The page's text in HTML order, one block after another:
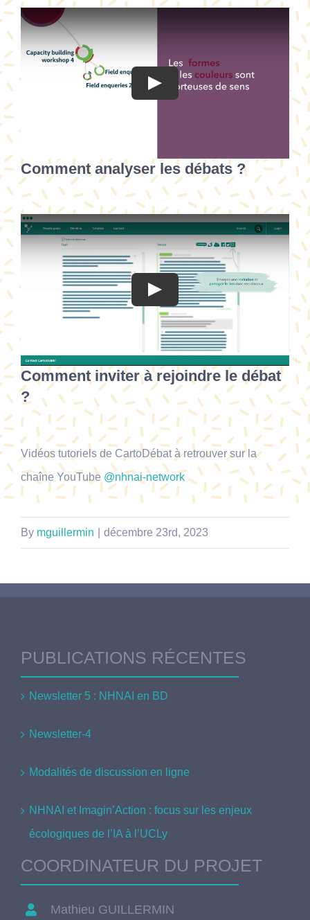
Comment analyser les débats ?
Comment inviter à rejoindre le débat
?
Vidéos tutoriels de CartoDébat à retrouver sur la
chaîne YouTube @nhnai-network
By mguillermin décembre 23rd, 2023
PUBLICATIONS RÉCENTES
Newsletter 5 : NHNAI en BD
Newsletter-4
Modalités de discussion en ligne
NHNAI et Imagin’Action : focus sur les enjeux
écologiques de l’IA à l’UCLy
COORDINATEUR DU PROJET
Mathieu GUILLERMIN